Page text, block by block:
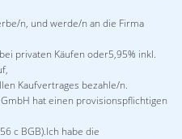
n, und werde/n an die Firma
privaten Käufen oder5,95% inkl.
Kaufvertrages bezahle/n.
hat einen provisionspflichtigen
c BGB).Ich habe die